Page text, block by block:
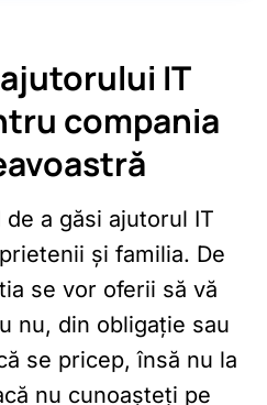
IT
compania
a găsi ajutorul IT
și familia. De
se vor oferii să vă
nu, din obligație sau
se pricep, însă nu la
nu cunoașteți pe